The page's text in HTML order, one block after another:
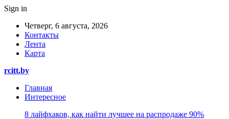
Sign in
Четверг, 6 августа, 2026
Контакты
Лента
Карта
rcitt.by
Главная
Интересное
8 лайфхаков, как найти лучшее на распродаже 90%